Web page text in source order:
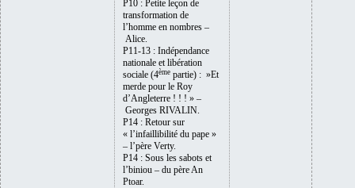
P10 : Petite leçon de
transformation de
l’homme en nombres –
Alice.
P11-13 : Indépendance
nationale et libération
sociale (4ème partie) : »Et
merde pour le Roy
d’Angleterre ! ! ! » –
Georges RIVALIN.
P14 : Retour sur
« l’infaillibilité du pape »
– l’père Verty.
P14 : Sous les sabots et
l’biniou – du père An
Ptoar.